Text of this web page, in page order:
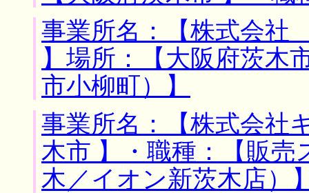
事業所名：【株式会
】場所：【大阪府茨木
市小柳町）】
事業所名：【株式会社
木市 】・職種：【販
木／イオン新茨木店）